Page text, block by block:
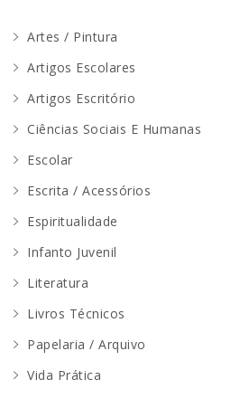
Artes / Pintura
Artigos Escolares
Artigos Escritório
Ciências Sociais E Humanas
Escolar
Escrita / Acessórios
Espiritualidade
Infanto Juvenil
Literatura
Livros Técnicos
Papelaria / Arquivo
Vida Prática